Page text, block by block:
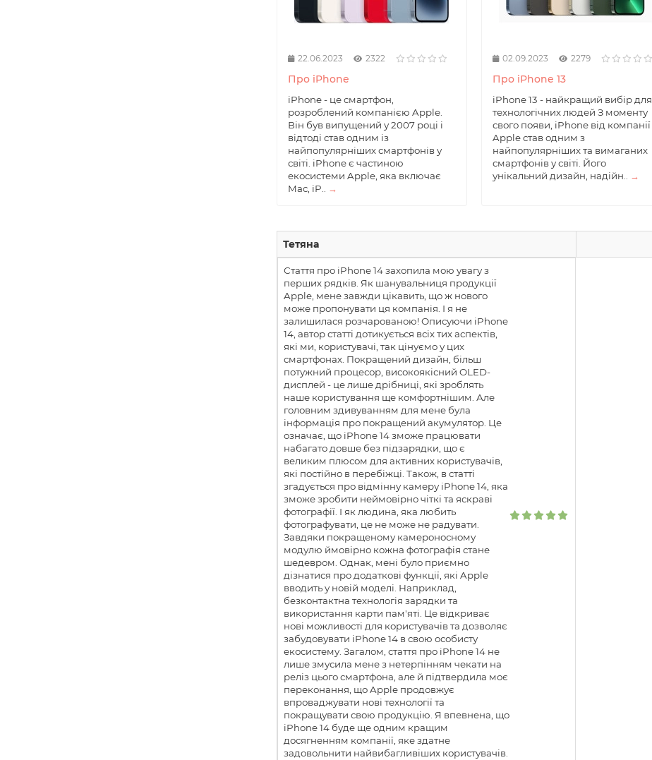
22.06.2023 2322
Про iPhone
iPhone - це смартфон,
розроблений компанією Apple.
Він був випущений у 2007 році і
відтоді став одним із
найпопулярніших смартфонів у
світі. iPhone є частиною
екосистеми Apple, яка включає
Mac, iP..
→
02.09.2023 2279
Про iPhone 13
iPhone 13 - найкращий вибір для
технологічних людей З моменту
свого появи, iPhone від компанії
Apple став одним з
найпопулярніших та вимаганих
смартфонів у світі. Його
унікальний дизайн, надійн..
→
Тетяна
Стаття про iPhone 14 захопила мою увагу з
перших рядків. Як шанувальниця продукції
Apple, мене завжди цікавить, що ж нового
може пропонувати ця компанія. І я не
залишилася розчарованою! Описуючи iPhone
14, автор статті дотикується всіх тих аспектів,
які ми, користувачі, так цінуємо у цих
смартфонах. Покращений дизайн, більш
потужний процесор, високоякісний OLED-
дисплей - це лише дрібниці, які зроблять
наше користування ще комфортнішим. Але
головним здивуванням для мене була
інформація про покращений акумулятор. Це
означає, що iPhone 14 зможе працювати
набагато довше без підзарядки, що є
великим плюсом для активних користувачів,
які постійно в перебіжці. Також, в статті
згадується про відмінну камеру iPhone 14, яка
зможе зробити неймовірно чіткі та яскраві
фотографії. І як людина, яка любить
фотографувати, це не може не радувати.
Завдяки покращеному камероносному
модулю ймовірно кожна фотографія стане
шедевром. Однак, мені було приємно
дізнатися про додаткові функції, які Apple
вводить у новій моделі. Наприклад,
безконтактна технологія зарядки та
використання карти пам'яті. Це відкриває
нові можливості для користувачів та дозволяє
забудовувати iPhone 14 в свою особисту
екосистему. Загалом, стаття про iPhone 14 не
лише змусила мене з нетерпінням чекати на
реліз цього смартфона, але й підтвердила моє
переконання, що Apple продовжує
впроваджувати нові технології та
покращувати свою продукцію. Я впевнена, що
iPhone 14 буде ще одним кращим
досягненням компанії, яке здатне
задовольнити найвибагливіших користувачів.